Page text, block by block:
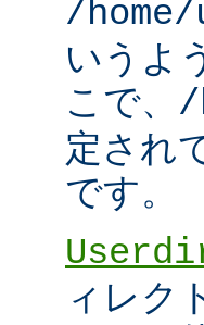
/
いうよ
こで、 /
定され
です。
ィレク